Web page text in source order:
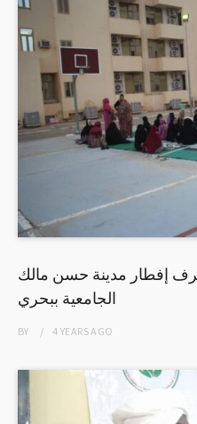
إفطار مدينة حسن مالك
الجامعية ببحري
BY 4 YEARSAGO